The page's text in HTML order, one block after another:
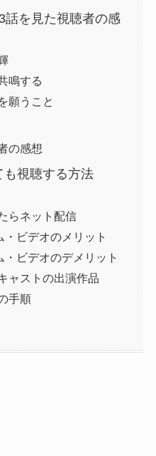
話を見た視聴者の感
鳴する
願うこと
の感想
も視聴する方法
らネット配信
ビデオのメリット
ビデオのデメリット
ャストの出演作品
手順